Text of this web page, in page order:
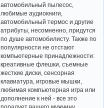
занимают автомобильные
аксессуары и компьютерные
принадлежности.
Хорошая стереосистема,
автомобильный пылесос,
любимые аудиокниги,
автомобильный термос и другие
атрибуты, несомненно, придутся
по душе автомобилисту. Также по
популярности не отстают
компьютерные принадлежности:
креативные флешки, съемные
жесткие диски, сенсорная